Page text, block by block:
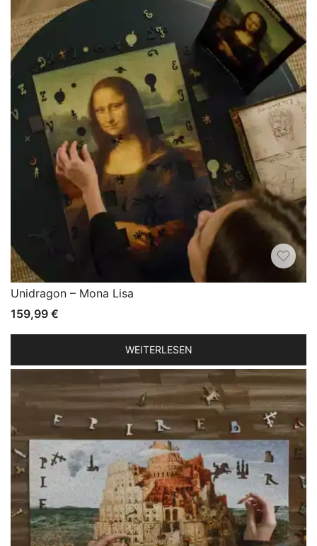
Unidragon – Mona Lisa
159,99 €
WEITERLESEN